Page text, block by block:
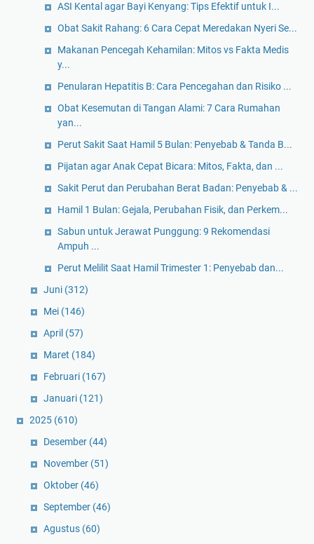
ASI Kental agar Bayi Kenyang: Tips Efektif untuk I...
Obat Sakit Rahang: 6 Cara Cepat Meredakan Nyeri Se...
Makanan Pencegah Kehamilan: Mitos vs Fakta Medis
y...
Penularan Hepatitis B: Cara Pencegahan dan Risiko ...
Obat Kesemutan di Tangan Alami: 7 Cara Rumahan
yan...
Perut Sakit Saat Hamil 5 Bulan: Penyebab & Tanda B...
Pijatan agar Anak Cepat Bicara: Mitos, Fakta, dan ...
Sakit Perut dan Perubahan Berat Badan: Penyebab & ...
Hamil 1 Bulan: Gejala, Perubahan Fisik, dan Perkem...
Sabun untuk Jerawat Punggung: 9 Rekomendasi
Ampuh ...
Perut Melilit Saat Hamil Trimester 1: Penyebab dan...
Juni (312)
Mei (146)
April (57)
Maret (184)
Februari (167)
Januari (121)
2025 (610)
Desember (44)
November (51)
Oktober (46)
September (46)
Agustus (60)